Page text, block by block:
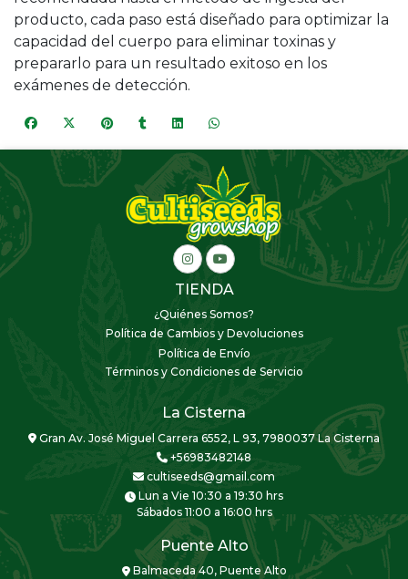
producto, cada paso está diseñado para optimizar la
capacidad del cuerpo para eliminar toxinas y
prepararlo para un resultado exitoso en los
exámenes de detección.
TIENDA
¿Quiénes Somos?
Política de Cambios y Devoluciones
Política de Envío
Términos y Condiciones de Servicio
La Cisterna
Gran Av. José Miguel Carrera 6552, L 93, 7980037 La Cisterna
+56983482148
cultiseeds@gmail.com
Lun a Vie 10:30 a 19:30 hrs
Sábados 11:00 a 16:00 hrs
Puente Alto
Balmaceda 40, Puente Alto